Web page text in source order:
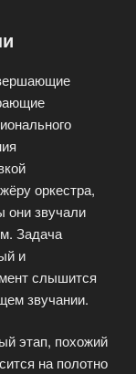
оркестра,
они звучали
Задача
и
слышится
звучании.
этап, похожий
на полотно